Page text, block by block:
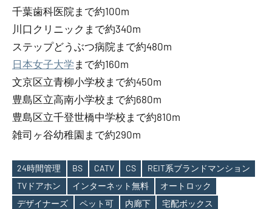
千葉歯科医院まで約100m
川口クリニックまで約340m
ステップどうぶつ病院まで約480m
日本女子大学 まで約160m
文京区立青柳小学校まで約450m
豊島区立高南小学校まで約680m
豊島区立千登世橋中学校まで約810m
雑司ヶ谷幼稚園まで約290m
Tags
24時間管理 BS CATV CS
REIT系ブランドマンション
TVドアホン
インターネット無料
オートロック
デザイナーズ
ペット可 内廊下
宅配ボックス